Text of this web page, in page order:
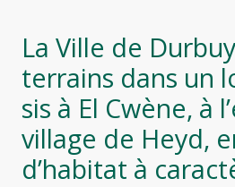
La Ville de
terrains dans un
sis à El Cwène, à
village de Heyd,
d’habitat à